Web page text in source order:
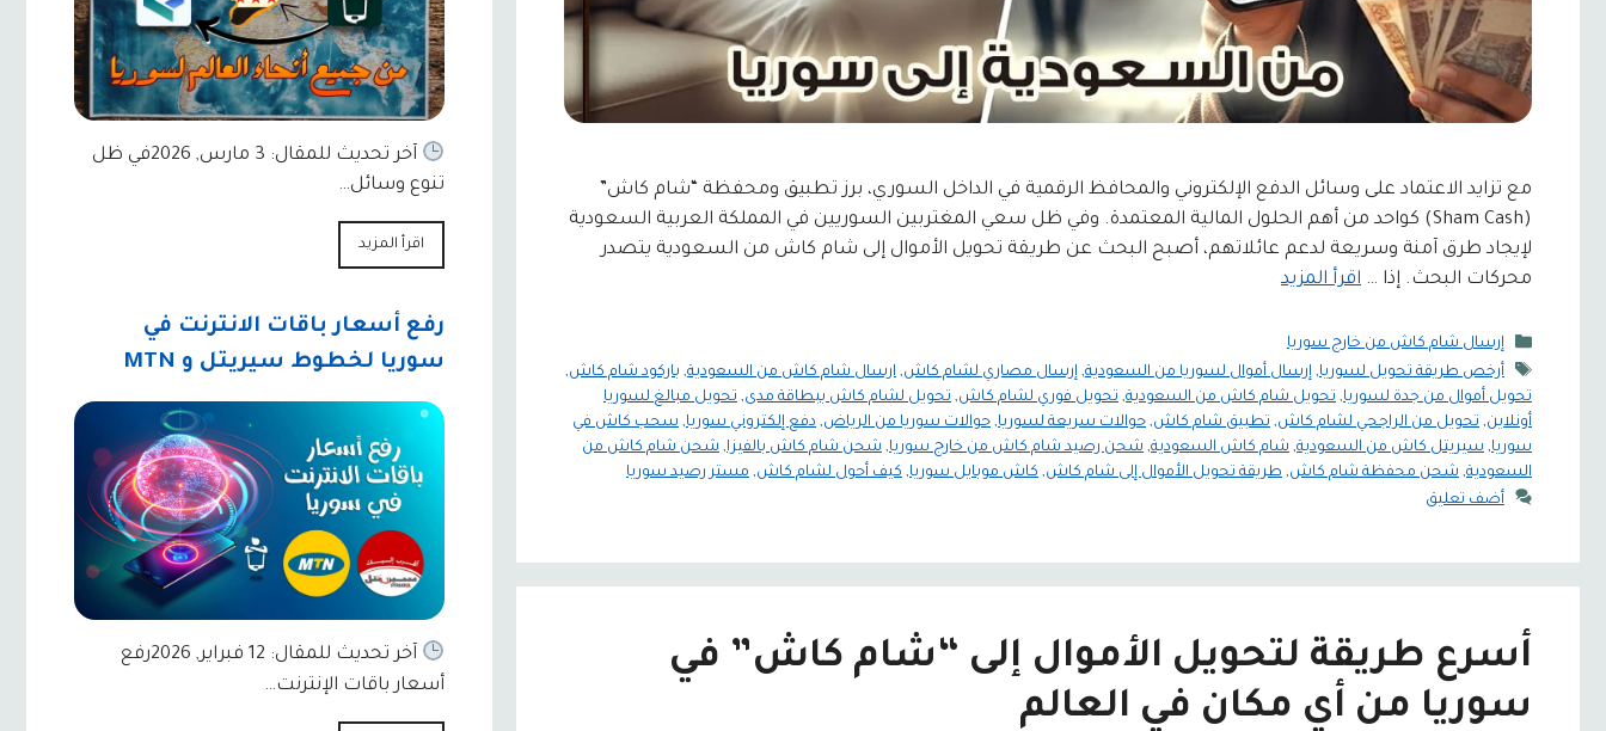
مع تزايد الاعتماد على وسائل الدفع الإلكتروني والمحافظ الرقمية في الداخل السوري، برز تطبيق ومحفظة “شام كاش”
(Sham Cash) كواحد من أهم الحلول المالية المعتمدة. وفي ظل سعي المغتربين السوريين في المملكة العربية السعودية
لإيجاد طرق آمنة وسريعة لدعم عائلاتهم، أصبح البحث عن طريقة تحويل الأموال إلى شام كاش من السعودية يتصدر
محركات البحث. إذا … اقرأ المزيد
التصنيفات
إرسال شام كاش من خارج سوريا
الوسوم
أرخص طريقة تحويل لسوريا,إرسال أموال لسوريا من السعودية,إرسال مصاري لشام كاش,ارسال شام كاش من السعودية, باركود شام كاش,
تحويل أموال من جدة لسوريا, تحويل شام كاش من السعودية, تحويل فوري لشام كاش, تحويل لشام كاش ببطاقة مدى, تحويل مبالغ لسوريا
أونلاين, تحويل من الراجحي لشام كاش, تطبيق شام كاش, حوالات سريعة لسوريا, حوالات سوريا من الرياض, دفع إلكتروني سوريا, سحب كاش في
سوريا, سيريتل كاش من السعودية, شام كاش السعودية, شحن رصيد شام كاش من خارج سوريا, شحن شام كاش بالفيزا, شحن شام كاش من
السعودية, شحن محفظة شام كاش, طريقة تحويل الأموال إلى شام كاش, كاش موبايل سوريا, كيف أحول لشام كاش, مستر رصيد سوريا
أضف تعليق
أسرع طريقة لتحويل الأموال إلى “شام كاش” في
سوريا من أي مكان في العالم
آخر تحديث للمقال: 3 مارس, 2026في ظل
تنوع وسائل…
اقرأ المزيد
رفع أسعار باقات الانترنت في
سوريا لخطوط سيريتل و MTN
آخر تحديث للمقال: 12 فبراير, 2026رفع
أسعار باقات الإنترنت…